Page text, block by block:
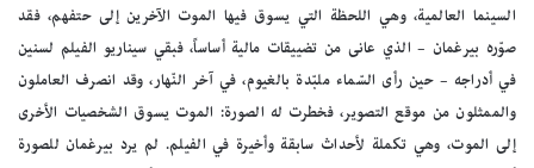
السينما العالمية، وهي اللحظة التي يسوق فيها الموت الآخرين إلى حتفهم، فقد
صوّره بيرغمان – الذي عانى من تضييقات مالية أساساً، فبقي سيناريو الفيلم لسنين
في أدراجه – حين رأى السّماء ملبّدة بالغيوم، في آخر النّهار، وقد انصرف العاملون
والممثلون من موقع التصوير، فخطرت له الصورة: الموت يسوق الشخصيات الأخرى
إلى الموت، وهي تكملة لأحداث سابقة وأخيرة في الفيلم. لم يرد بيرغمان للصورة